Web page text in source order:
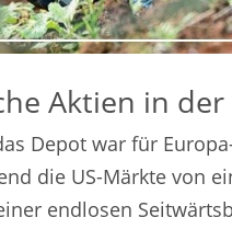
Aktien in
Depot war für
die US-Märkte von
endlosen